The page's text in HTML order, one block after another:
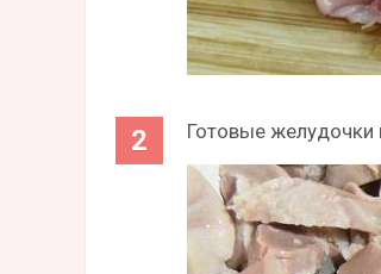
Готовые желудочки